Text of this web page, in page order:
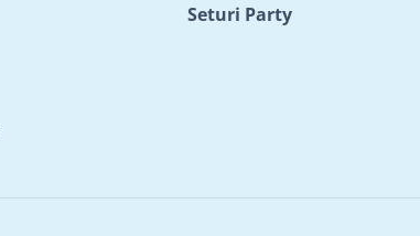
Seturi Party